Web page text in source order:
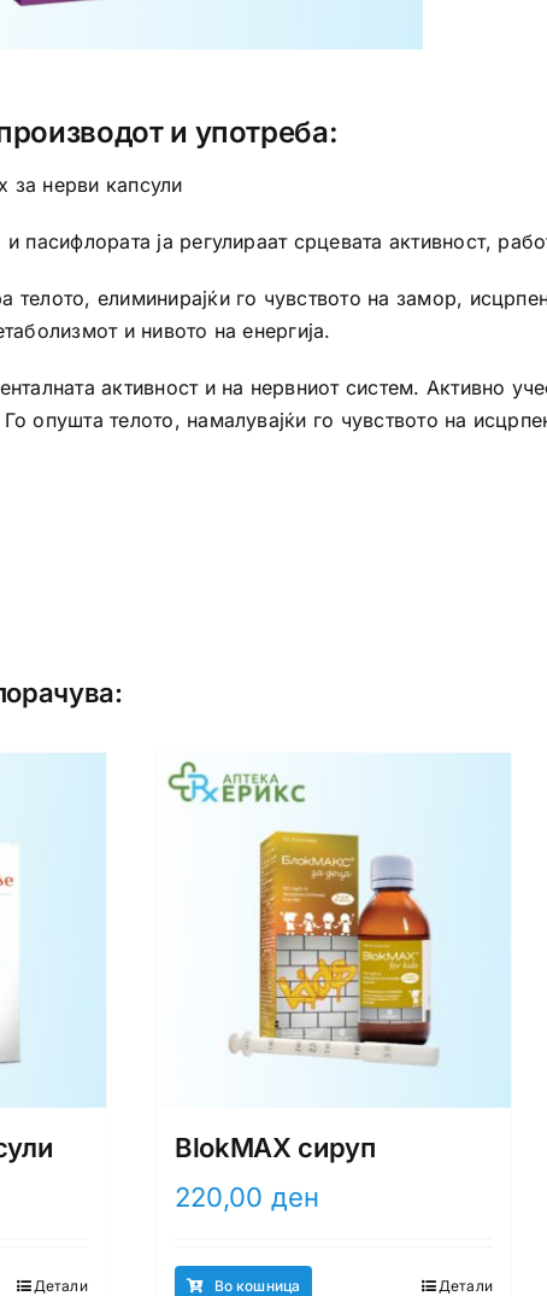
и употреба:
за нерви капсули
и пасифлората ја регулираат срцевата активност,
телото, елиминирајќи го чувството на замор,
и нивото на енергија.
активност и на нервниот систем. Активно
опушта телото, намалувајќи го чувството на
Детали
BlokMAX сируп
220,00 ден
Во кошница Детали